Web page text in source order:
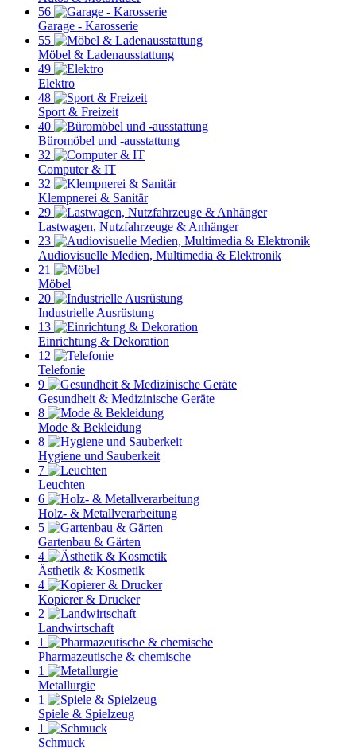
56
Garage - Karosserie
55
Möbel & Ladenausstattung
49
Elektro
48
Sport & Freizeit
40
Büromöbel und -ausstattung
32
Computer & IT
32
Klempnerei & Sanitär
29
Lastwagen, Nutzfahrzeuge & Anhänger
23
Audiovisuelle Medien, Multimedia & Elektronik
21
Möbel
20
Industrielle Ausrüstung
13
Einrichtung & Dekoration
12
Telefonie
9
Gesundheit & Medizinische Geräte
8
Mode & Bekleidung
8
Hygiene und Sauberkeit
7
Leuchten
6
Holz- & Metallverarbeitung
5
Gartenbau & Gärten
4
Ästhetik & Kosmetik
4
Kopierer & Drucker
2
Landwirtschaft
1
Pharmazeutische & chemische
1
Metallurgie
1
Spiele & Spielzeug
1
Schmuck